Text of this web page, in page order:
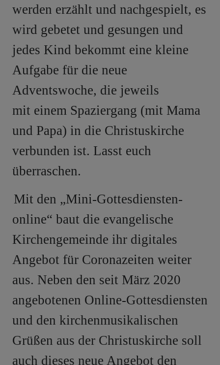
werden erzählt und nachgespielt, es
wird gebetet und gesungen und
jedes Kind bekommt eine kleine
Aufgabe für die neue
Adventswoche, die jeweils
mit einem Spaziergang (mit Mama
und Papa) in die Christuskirche
verbunden ist. Lasst euch
überraschen.
Mit den „Mini-Gottesdiensten-
online“ baut die evangelische
Kirchengemeinde ihr digitales
Angebot für Coronazeiten weiter
aus. Neben den seit März 2020
angebotenen Online-Gottesdiensten
und den kirchenmusikalischen
Grüßen aus der Christuskirche soll
auch dieses neue Angebot den